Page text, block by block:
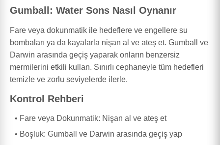
Gumball: Water Sons Nasıl Oynanır
Fare veya dokunmatik ile hedeflere ve engellere su
bombaları ya da kayalarla nişan al ve ateş et. Gumball ve
Darwin arasında geçiş yaparak onların benzersiz
mermilerini etkili kullan. Sınırlı cephaneyle tüm hedefleri
temizle ve zorlu seviyelerde ilerle.
Kontrol Rehberi
Fare veya Dokunmatik: Nişan al ve ateş et
Boşluk: Gumball ve Darwin arasında geçiş yap